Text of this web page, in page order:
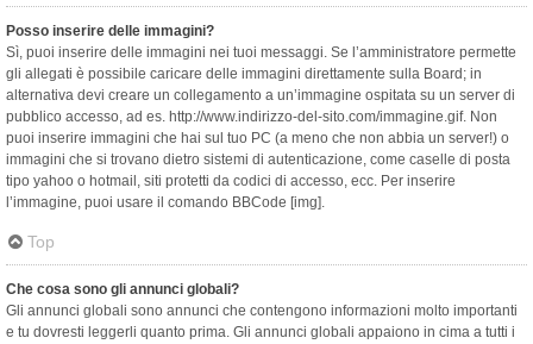
Posso inserire delle immagini?
Sì, puoi inserire delle immagini nei tuoi messaggi. Se l’amministratore permette
gli allegati è possibile caricare delle immagini direttamente sulla Board; in
alternativa devi creare un collegamento a un’immagine ospitata su un server di
pubblico accesso, ad es. http://www.indirizzo-del-sito.com/immagine.gif. Non
puoi inserire immagini che hai sul tuo PC (a meno che non abbia un server!) o
immagini che si trovano dietro sistemi di autenticazione, come caselle di posta
tipo yahoo o hotmail, siti protetti da codici di accesso, ecc. Per inserire
l’immagine, puoi usare il comando BBCode [img].
Top
Che cosa sono gli annunci globali?
Gli annunci globali sono annunci che contengono informazioni molto importanti
e tu dovresti leggerli quanto prima. Gli annunci globali appaiono in cima a tutti i